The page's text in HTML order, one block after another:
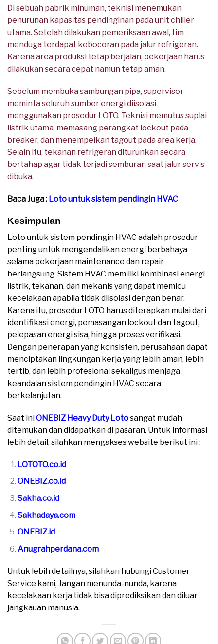
Di sebuah pabrik minuman, teknisi menemukan
penurunan kapasitas pendinginan pada unit chiller
utama. Setelah dilakukan pemeriksaan awal, tim
menduga terdapat kebocoran pada jalur refrigeran.
Karena area produksi tetap berjalan, pekerjaan harus
dilakukan secara cepat namun tetap aman.
Sebelum membuka sambungan pipa, supervisor
meminta seluruh sumber energi diisolasi
menggunakan prosedur LOTO. Teknisi memutus suplai
listrik utama, memasang perangkat lockout pada
breaker, dan menempelkan tagout pada area kerja.
Selain itu, tekanan refrigeran diturunkan secara
bertahap agar tidak terjadi semburan saat jalur servis
dibuka.
Baca Juga : Loto untuk sistem pendingin HVAC
Kesimpulan
Loto untuk sistem pendingin HVAC adalah prosedur
penting untuk mengendalikan energi berbahaya
selama pekerjaan maintenance dan repair
berlangsung. Sistem HVAC memiliki kombinasi energi
listrik, tekanan, dan mekanis yang dapat memicu
kecelakaan apabila tidak diisolasi dengan benar.
Karena itu, prosedur LOTO harus diterapkan mulai dari
identifikasi energi, pemasangan lockout dan tagout,
pelepasan energi sisa, hingga proses verifikasi.
Dengan penerapan yang konsisten, perusahaan dapat
menciptakan lingkungan kerja yang lebih aman, lebih
tertib, dan lebih profesional sekaligus menjaga
keandalan sistem pendingin HVAC secara
berkelanjutan.
Saat iniONEBIZ Heavy Duty Lotosangat mudah
ditemukan dan didapatkan di pasaran. Untuk informasi
lebih detail, silahkan mengakses website berikut ini :
LOTOTO.co.id
ONEBIZ.co.id
Sakha.co.id
Sakhadaya.com
ONEBIZ.id
Anugrahperdana.com
Untuk lebih detailnya, silahkan hubungi Customer
Service kami, Jangan menunda-nunda, karena
kecelakaan kerja tidak bisa diprediksikan dan diluar
jangkauan manusia.